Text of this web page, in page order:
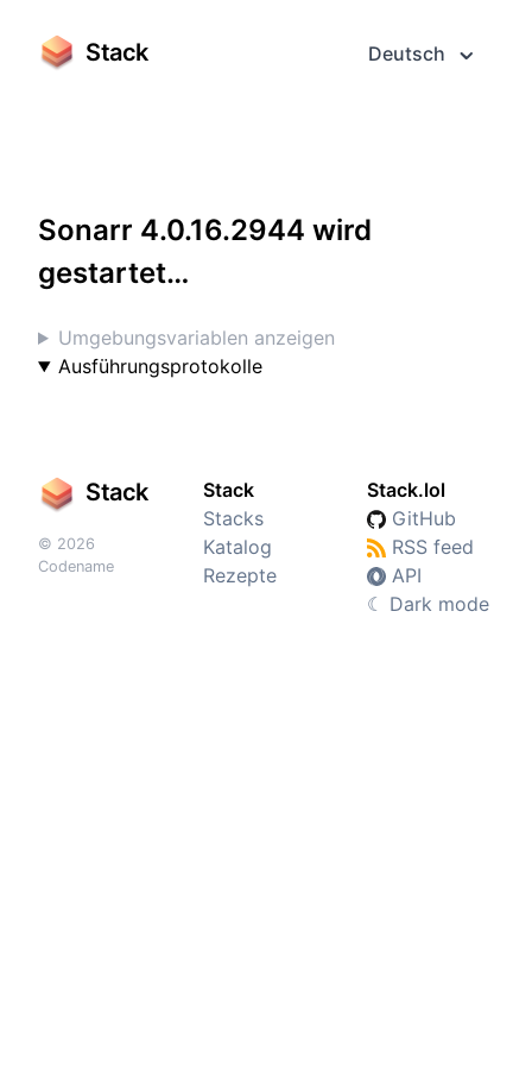
Stack Deutsch
Sonarr 4.0.16.2944 wird
gestartet…
Umgebungsvariablen anzeigen
Ausführungsprotokolle
Stack
© 2026
Codename
Stack
Stacks
Katalog
Rezepte
Stack.lol
GitHub
RSS feed
API
☾ Dark mode